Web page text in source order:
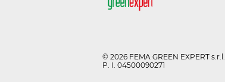
© 2026 FEMA GREEN EXPERT s.r.l.
P. I. 04500090271